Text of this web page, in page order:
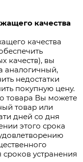
качества
качества
качеств), вы
аналогичный,
недостатки
покупную цену.
товара Вы можете
товар или
дней со дня
этого срока
устранения